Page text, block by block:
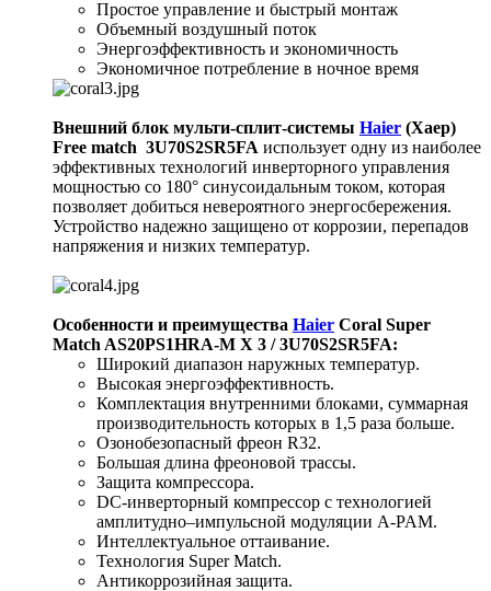
Простое управление и быстрый монтаж
Объемный воздушный поток
Энергоэффективность и экономичность
Экономичное потребление в ночное время
Внешний блок мульти-сплит-системы Haier (Хаер)
Free match 3U70S2SR5FA использует одну из наиболее
эффективных технологий инверторного управления
мощностью со 180° синусоидальным током, которая
позволяет добиться невероятного энергосбережения.
Устройство надежно защищено от коррозии, перепадов
напряжения и низких температур.
Особенности и преимущества Haier Coral Super
Match AS20PS1HRA-M X 3 / 3U70S2SR5FA:
Широкий диапазон наружных температур.
Высокая энергоэффективность.
Комплектация внутренними блоками, суммарная
производительность которых в 1,5 раза больше.
Озонобезопасный фреон R32.
Большая длина фреоновой трассы.
Защита компрессора.
DC-инверторный компрессор с технологией
амплитудно–импульсной модуляции A-PAM.
Интеллектуальное оттаивание.
Технология Super Match.
Антикоррозийная защита.